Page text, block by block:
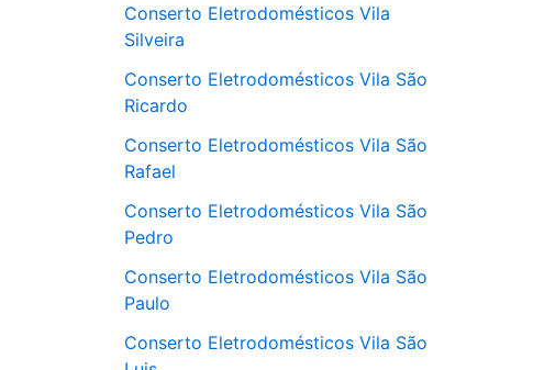
Conserto Eletrodomésticos Vila
Silveira
Conserto Eletrodomésticos Vila São
Ricardo
Conserto Eletrodomésticos Vila São
Rafael
Conserto Eletrodomésticos Vila São
Pedro
Conserto Eletrodomésticos Vila São
Paulo
Conserto Eletrodomésticos Vila São